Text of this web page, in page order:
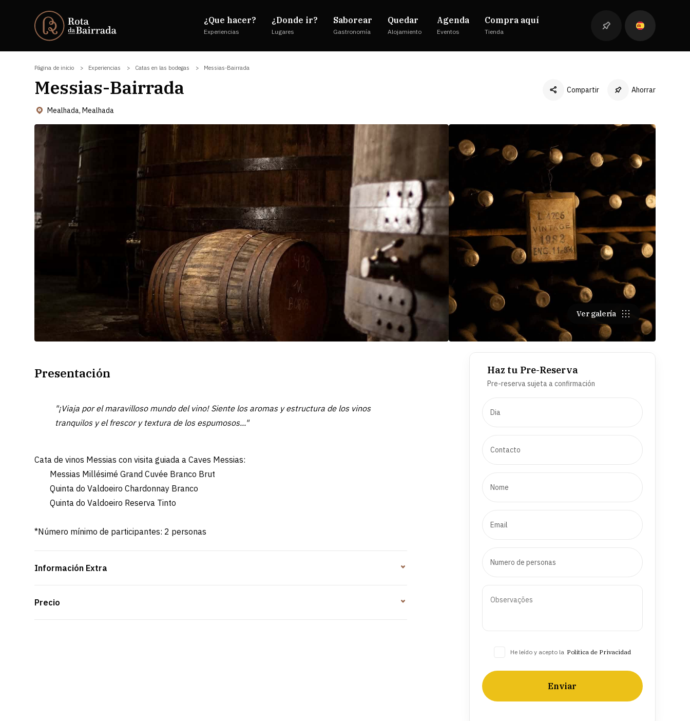
¿Que hacer?
Experiencias
¿Donde ir?
Lugares
Saborear
Gastronomía
Quedar
Alojamiento
Agenda
Eventos
Compra aquí
Tienda
Página de inicio Experiencias Catas en las bodegas Messias-Bairrada
Messias-Bairrada
Mealhada, Mealhada
Compartir
Twitter
Ahorrar
Ver galería
Presentación
"¡Viaja por el maravilloso mundo del vino! Siente los aromas y estructura de los vinos
tranquilos y el frescor y textura de los espumosos..."
Cata de vinos Messias con visita guiada a Caves Messias:
Messias Millésimé Grand Cuvée Branco Brut
Quinta do Valdoeiro Chardonnay Branco
Quinta do Valdoeiro Reserva Tinto
*Número mínimo de participantes: 2 personas
Información Extra
Precio
Haz tu Pre-Reserva
Pre-reserva sujeta a confirmación
He leído y acepto la Política de Privacidad
Enviar